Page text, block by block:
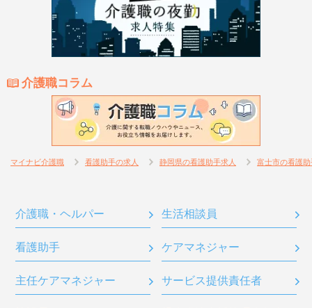
介護職コラム
マイナビ介護職 看護助手の求人 静岡県の看護助手求人 富士市の看護
介護職・ヘルパー 生活相談員
看護助手 ケアマネジャー
主任ケアマネジャー サービス提供責任者